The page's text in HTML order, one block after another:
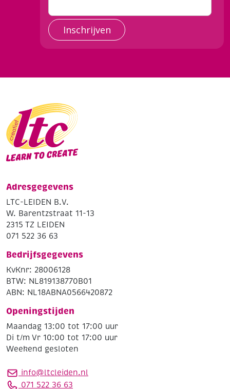
Inschrijven
Adresgegevens
LTC-LEIDEN B.V.
W. Barentzstraat 11-13
2315 TZ LEIDEN
071 522 36 63
Bedrijfsgegevens
KvKnr: 28006128
BTW: NL819138770B01
ABN: NL18ABNA0566420872
Openingstijden
Maandag 13:00 tot 17:00 uur
Di t/m Vr 10:00 tot 17:00 uur
Weekend gesloten
info@ltcleiden.nl
071 522 36 63